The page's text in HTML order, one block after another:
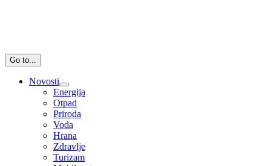
Go to...
Novosti
Energija
Otpad
Priroda
Voda
Hrana
Zdravlje
Turizam